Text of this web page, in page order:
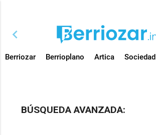
chevron_left
Berriozar Berrioplano Artica Sociedad
BÚSQUEDA AVANZADA: